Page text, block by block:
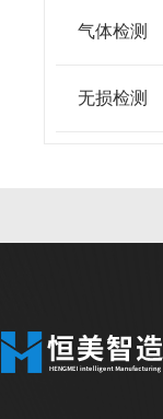
气体检测
无损检测